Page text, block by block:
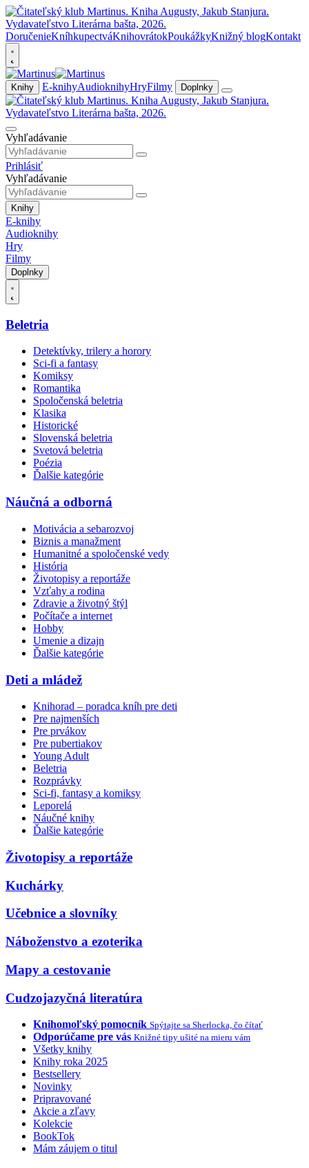
DoručenieKníhkupectváKnihovrátokPoukážkyKnižný blogKontakt
Knihy E-knihyAudioknihyHryFilmy Doplnky
Vyhľadávanie
Prihlásiť
Vyhľadávanie
Knihy
E-knihy
Audioknihy
Hry
Filmy
Doplnky
Beletria
Detektívky, trilery a horory
Sci-fi a fantasy
Komiksy
Romantika
Spoločenská beletria
Klasika
Historické
Slovenská beletria
Svetová beletria
Poézia
Ďalšie kategórie
Náučná a odborná
Motivácia a sebarozvoj
Biznis a manažment
Humanitné a spoločenské vedy
História
Životopisy a reportáže
Vzťahy a rodina
Zdravie a životný štýl
Počítače a internet
Hobby
Umenie a dizajn
Ďalšie kategórie
Deti a mládež
Knihorad – poradca kníh pre deti
Pre najmenších
Pre prvákov
Pre pubertiakov
Young Adult
Beletria
Rozprávky
Sci-fi, fantasy a komiksy
Leporelá
Náučné knihy
Ďalšie kategórie
Životopisy a reportáže
Kuchárky
Učebnice a slovníky
Náboženstvo a ezoterika
Mapy a cestovanie
Cudzojazyčná literatúra
Knihomoľský pomocník Spýtajte sa Sherlocka, čo čítať
Odporúčame pre vás Knižné tipy ušité na mieru vám
Všetky knihy
Knihy roka 2025
Bestsellery
Novinky
Pripravované
Akcie a zľavy
Kolekcie
BookTok
Mám záujem o titul